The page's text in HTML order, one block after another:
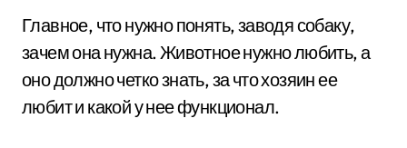
Главное, что нужно понять, заводя собаку,
зачем она нужна. Животное нужно любить, а
оно должно четко знать, за что хозяин ее
любит и какой у нее функционал.